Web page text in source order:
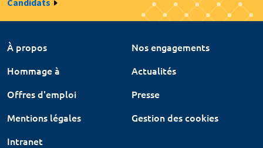
À propos
Nos engagements
Hommage à
Actualités
Offres d'emploi
Presse
Mentions légales
Gestion des cookies
Intranet